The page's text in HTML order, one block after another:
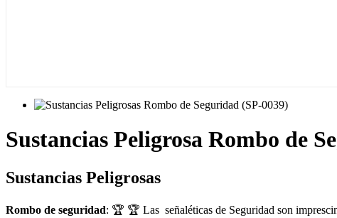
Sustancias Peligrosa Rombo de
Sustancias Peligrosas
Rombo de seguridad: 🏆 🏆 Las señaléticas de Seguridad son